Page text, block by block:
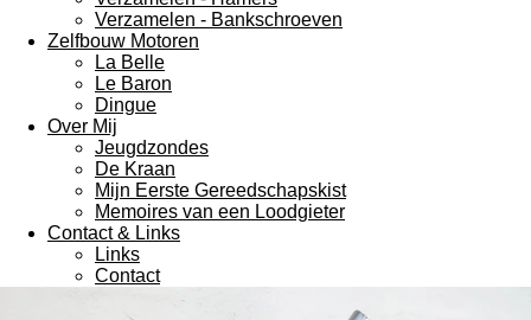
Verzamelen - Bankschroeven
Zelfbouw Motoren
La Belle
Le Baron
Dingue
Over Mij
Jeugdzondes
De Kraan
Mijn Eerste Gereedschapskist
Memoires van een Loodgieter
Contact & Links
Links
Contact